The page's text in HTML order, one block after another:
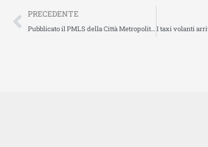
Precedente
PRECEDENTE
Pubblicato il PMLS della Città Metropolitana di Roma Capitale